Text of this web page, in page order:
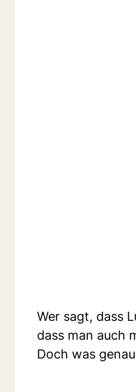
Wer sagt, dass
dass man auch
Doch was